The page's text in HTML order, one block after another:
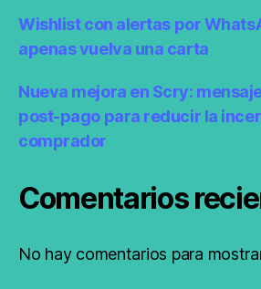
Wishlist con alertas por
apenas vuelva una carta
Nueva mejora en Scry:
post-pago para reducir la
comprador
Comentarios
No hay comentarios para